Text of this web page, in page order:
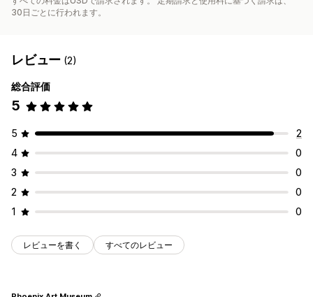
30日ごとに行われます。
レビュー (2)
総合評価
5
5
2
4
0
3
0
2
0
1
0
レビューを書く すべてのレビュー